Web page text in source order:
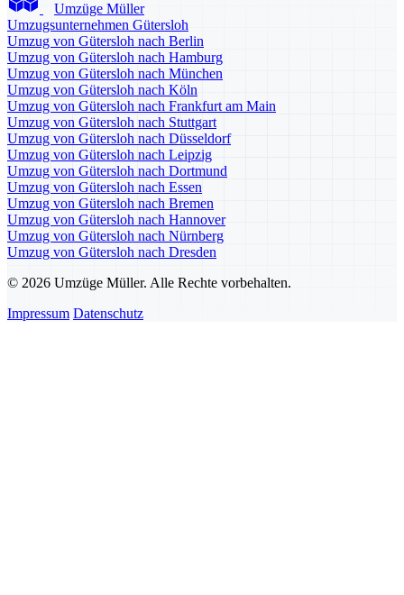
Umzüge Müller
Umzugsunternehmen Gütersloh
Umzug von Gütersloh nach Berlin
Umzug von Gütersloh nach Hamburg
Umzug von Gütersloh nach München
Umzug von Gütersloh nach Köln
Umzug von Gütersloh nach Frankfurt am Main
Umzug von Gütersloh nach Stuttgart
Umzug von Gütersloh nach Düsseldorf
Umzug von Gütersloh nach Leipzig
Umzug von Gütersloh nach Dortmund
Umzug von Gütersloh nach Essen
Umzug von Gütersloh nach Bremen
Umzug von Gütersloh nach Hannover
Umzug von Gütersloh nach Nürnberg
Umzug von Gütersloh nach Dresden
© 2026 Umzüge Müller. Alle Rechte vorbehalten.
Impressum Datenschutz